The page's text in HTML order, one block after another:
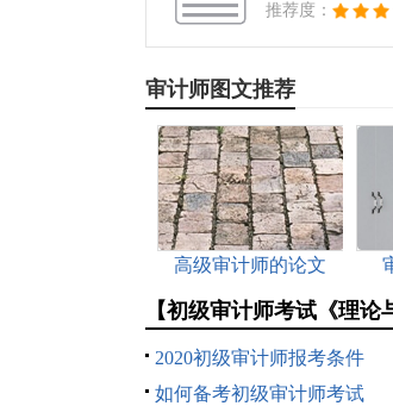
推荐度：
审计师图文推荐
高级审计师的论文
【初级审计师考试《理论
2020初级审计师报考条件
如何备考初级审计师考试